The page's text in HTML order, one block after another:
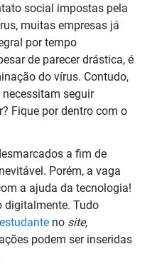
social impostas pela
muitas empresas já
por tempo
de parecer drástica, é
do vírus. Contudo,
seguir
Fique por dentro com o
a fim de
Porém, a vaga
a ajuda da tecnologia!
digitalmente. Tudo
no site,
podem ser inseridas